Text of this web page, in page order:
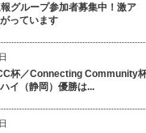
グループ参加者募集中！激ア
っています
杯／Connecting Community
イ（静岡）優勝は...